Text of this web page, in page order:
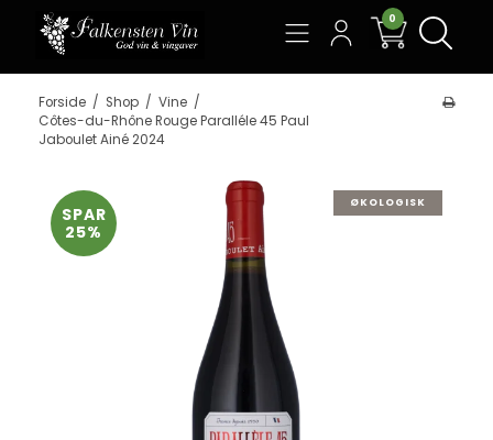
0
Forside / Shop / Vine /
Côtes-du-Rhône Rouge Paralléle 45 Paul
Jaboulet Ainé 2024
SPAR
25%
ØKOLOGISK